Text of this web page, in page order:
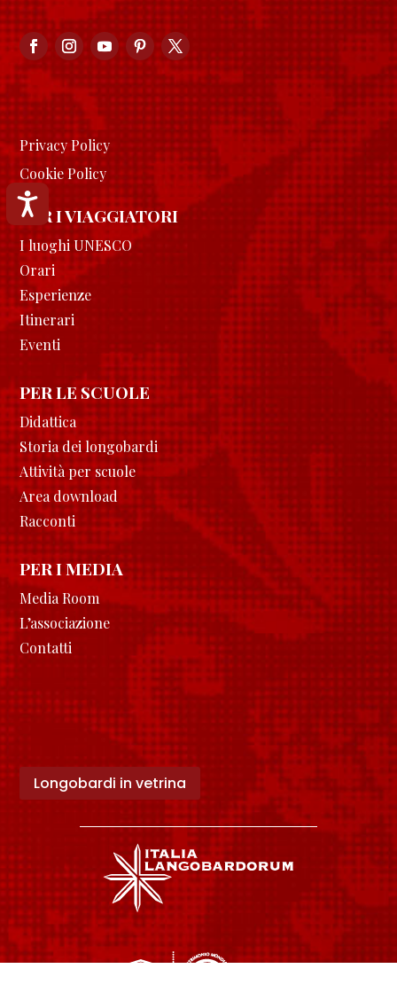
Accessibilità
Privacy Policy
Cookie Policy
PER I VIAGGIATORI
I luoghi UNESCO
Orari
Esperienze
Itinerari
Eventi
PER LE SCUOLE
Didattica
Storia dei longobardi
Attività per scuole
Area download
Racconti
PER I MEDIA
Media Room
L’associazione
Contatti
Longobardi in vetrina